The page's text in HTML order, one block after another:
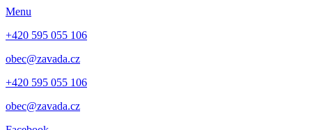
Menu
+420 595 055 106
obec@zavada.cz
+420 595 055 106
obec@zavada.cz